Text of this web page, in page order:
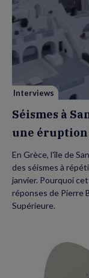
Interviews
Séismes à
une
En Grèce, l'île de
des séismes à
janvier. Pourquoi
réponses de Pierre
Supérieure.